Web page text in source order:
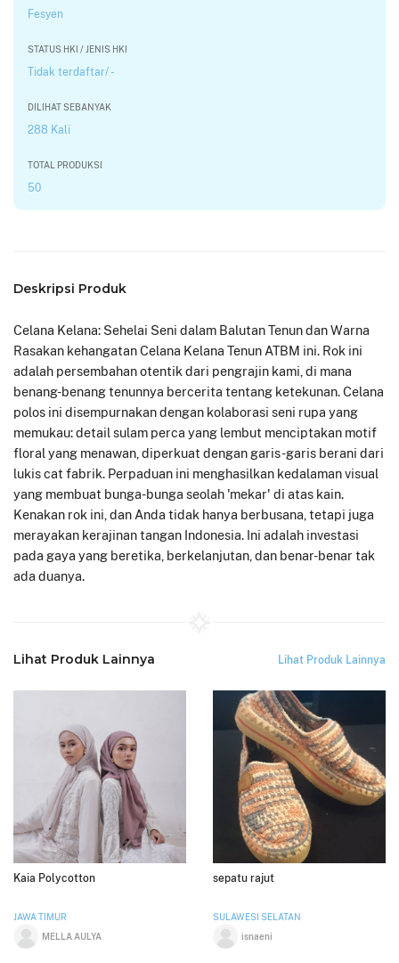
Fesyen
STATUS HKI / JENIS HKI
Tidak terdaftar/ -
DILIHAT SEBANYAK
288 Kali
TOTAL PRODUKSI
50
Deskripsi Produk
Celana Kelana: Sehelai Seni dalam Balutan Tenun dan Warna
Rasakan kehangatan Celana Kelana Tenun ATBM ini. Rok ini
adalah persembahan otentik dari pengrajin kami, di mana
benang-benang tenunnya bercerita tentang ketekunan. Celana
polos ini disempurnakan dengan kolaborasi seni rupa yang
memukau: detail sulam perca yang lembut menciptakan motif
floral yang menawan, diperkuat dengan garis-garis berani dari
lukis cat fabrik. Perpaduan ini menghasilkan kedalaman visual
yang membuat bunga-bunga seolah 'mekar' di atas kain.
Kenakan rok ini, dan Anda tidak hanya berbusana, tetapi juga
merayakan kerajinan tangan Indonesia. Ini adalah investasi
pada gaya yang beretika, berkelanjutan, dan benar-benar tak
ada duanya.
Lihat Produk Lainnya Lihat Produk Lainnya
Kaia Polycotton
JAWA TIMUR
MELLA AULYA
sepatu rajut
SULAWESI SELATAN
isnaeni